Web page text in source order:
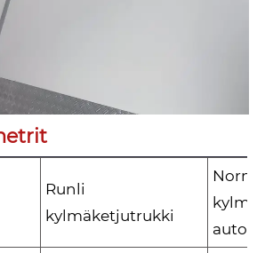
Runli
kylmäketjutrukki
auto